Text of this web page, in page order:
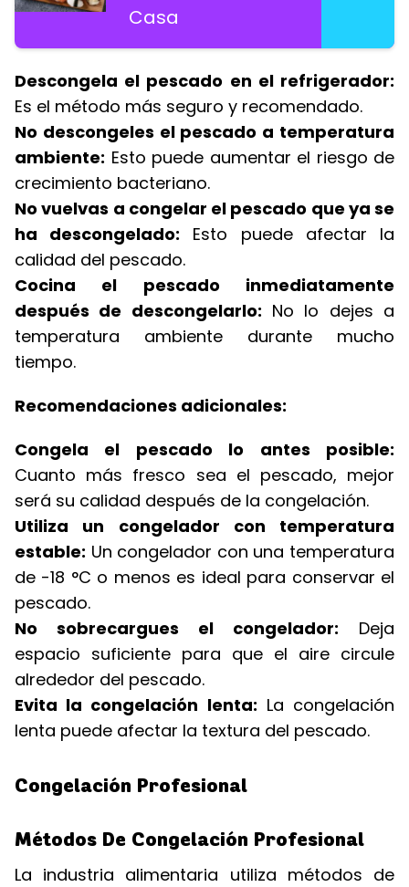
Casa
Descongela el pescado en el refrigerador:
Es el método más seguro y recomendado.
No descongeles el pescado a temperatura
ambiente: Esto puede aumentar el riesgo de
crecimiento bacteriano.
No vuelvas a congelar el pescado que ya se
ha descongelado: Esto puede afectar la
calidad del pescado.
Cocina el pescado inmediatamente
después de descongelarlo: No lo dejes a
temperatura ambiente durante mucho
tiempo.
Recomendaciones adicionales:
Congela el pescado lo antes posible:
Cuanto más fresco sea el pescado, mejor
será su calidad después de la congelación.
Utiliza un congelador con temperatura
estable: Un congelador con una temperatura
de -18 °C o menos es ideal para conservar el
pescado.
No sobrecargues el congelador: Deja
espacio suficiente para que el aire circule
alrededor del pescado.
Evita la congelación lenta: La congelación
lenta puede afectar la textura del pescado.
Congelación Profesional
Métodos De Congelación Profesional
La industria alimentaria utiliza métodos de